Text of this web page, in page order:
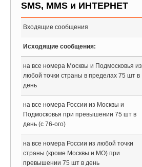
SMS, MMS и ИНТЕРНЕТ
Входящие сообщения
Исходящие сообщения:
на все номера Москвы и Подмосковья из
любой точки страны в пределах 75 шт в
день
на все номера России из Москвы и
Подмосковья при превышении 75 шт в
день (с 76-ого)
на все номера России из любой точки
страны (кроме Москвы и МО) при
превышении 75 шт в день